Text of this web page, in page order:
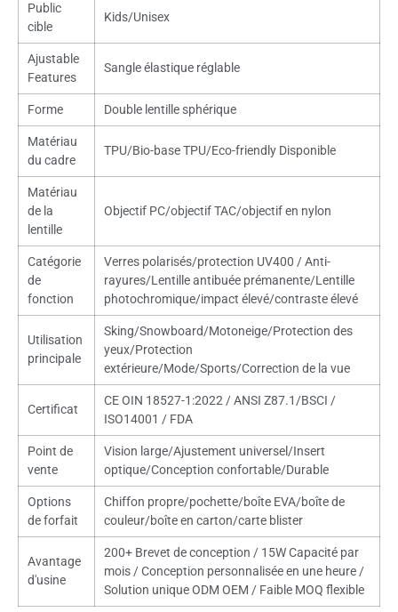
Public
cible
Kids/Unisex
Ajustable
Features
Sangle élastique réglable
Forme Double lentille sphérique
Matériau
du cadre
TPU/Bio-base TPU/Eco-friendly Disponible
Matériau
de la
lentille
Objectif PC/objectif TAC/objectif en nylon
Catégorie
de
fonction
Verres polarisés/protection UV400 / Anti-
rayures/Lentille antibuée prémanente/Lentille
photochromique/impact élevé/contraste élevé
Utilisation
principale
Sking/Snowboard/Motoneige/Protection des
yeux/Protection
extérieure/Mode/Sports/Correction de la vue
Certificat
CE OIN 18527-1:2022 / ANSI Z87.1/BSCI /
ISO14001 / FDA
Point de
vente
Vision large/Ajustement universel/Insert
optique/Conception confortable/Durable
Options
de forfait
Chiffon propre/pochette/boîte EVA/boîte de
couleur/boîte en carton/carte blister
Avantage
d'usine
200+ Brevet de conception / 15W Capacité par
mois / Conception personnalisée en une heure /
Solution unique ODM OEM / Faible MOQ flexible